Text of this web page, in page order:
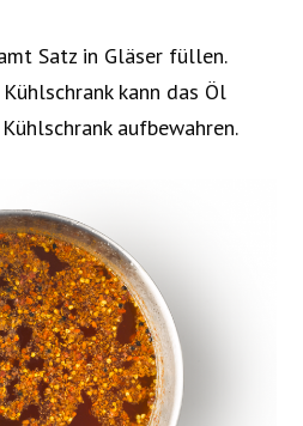
Satz in Gläser füllen.
kann das Öl
aufbewahren.